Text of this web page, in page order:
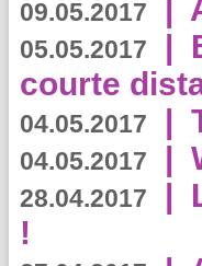
09.05.2017 |
05.05.2017 |
courte
04.05.2017 |
04.05.2017 |
28.04.2017 |
!